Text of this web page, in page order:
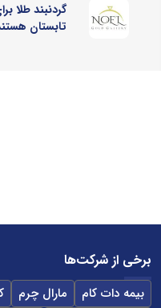
گردنبند طلا
تابستان
برخی از شرکت‌ها
بیمه دات کام مارال چرم